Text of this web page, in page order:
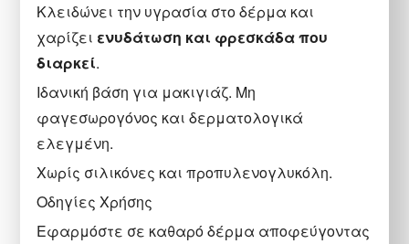
Κλειδώνει την υγρασία στο δέρμα και
χαρίζει ενυδάτωση και φρεσκάδα που
διαρκεί.
Ιδανική βάση για μακιγιάζ. Μη
φαγεσωρογόνος και δερματολογικά
ελεγμένη.
Χωρίς σιλικόνες και προπυλενογλυκόλη.
Οδηγίες Χρήσης
Εφαρμόστε σε καθαρό δέρμα αποφεύγοντας